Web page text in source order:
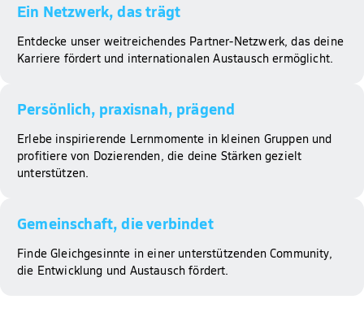
Ein Netzwerk, das trägt​
Entdecke unser weitreichendes Partner-Netzwerk, das deine
Karriere fördert und internationalen Austausch ermöglicht.
Persönlich, praxisnah, prägend​
Erlebe inspirierende Lernmomente in kleinen Gruppen und
profitiere von Dozierenden, die deine Stärken gezielt
unterstützen.
Gemeinschaft, die verbindet​
Finde Gleichgesinnte in einer unterstützenden Community,
die Entwicklung und Austausch fördert.